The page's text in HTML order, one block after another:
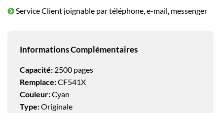
Service Client joignable par téléphone, e-mail, messenger
Informations Complémentaires
Capacité: 2500 pages
Remplace:CF541X
Couleur:Cyan
Type:Originale